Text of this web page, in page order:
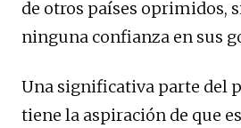
de otros países oprimidos,
ninguna confianza en sus
Una significativa parte del
tiene la aspiración de que